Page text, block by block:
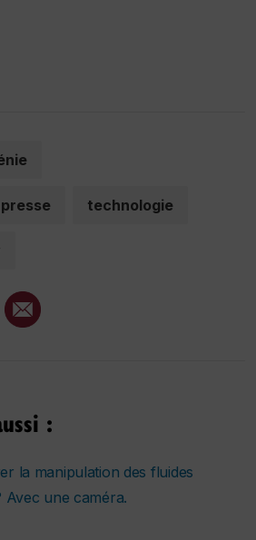
technologie
:
la manipulation des fluides
Avec une caméra.